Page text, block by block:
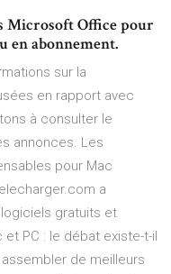
Microsoft Office pour
en abonnement.
sur la
en rapport avec
à consulter le
annonces. Les
pour Mac
a
gratuits et
PC : le débat existe-t-il
de meilleurs